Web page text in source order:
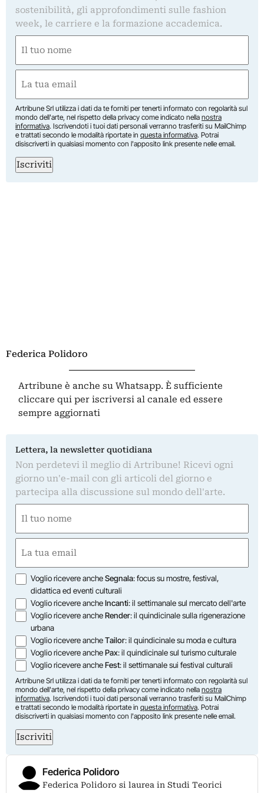
sostenibilità, gli approfondimenti sulle fashion
week, le carriere e la formazione accademica.
(Required)
First
(Required)
Artribune Srl utilizza i dati da te forniti per tenerti informato con regolarità sul
mondo dell'arte, nel rispetto della privacy come indicato nella nostra
informativa. Iscrivendoti i tuoi dati personali verranno trasferiti su MailChimp
e trattati secondo le modalità riportate in questa informativa. Potrai
disiscriverti in qualsiasi momento con l'apposito link presente nelle email.
Iscriviti
Federica Polidoro
Artribune è anche su Whatsapp. È sufficiente
cliccare qui per iscriversi al canale ed essere
sempre aggiornati
Lettera, la newsletter quotidiana
Non perdetevi il meglio di Artribune! Ricevi ogni
giorno un'e-mail con gli articoli del giorno e
partecipa alla discussione sul mondo dell'arte.
(Required)
First
(Required)
Opzioni
Voglio ricevere ancheSegnala: focus su mostre, festival,
didattica ed eventi culturali
Voglio ricevere ancheIncanti: il settimanale sul mercato dell'arte
Voglio ricevere ancheRender: il quindicinale sulla rigenerazione
urbana
Voglio ricevere ancheTailor: il quindicinale su moda e cultura
Voglio ricevere anchePax: il quindicinale sul turismo culturale
Voglio ricevere ancheFest: il settimanale sui festival culturali
Artribune Srl utilizza i dati da te forniti per tenerti informato con regolarità sul
mondo dell'arte, nel rispetto della privacy come indicato nella nostra
informativa. Iscrivendoti i tuoi dati personali verranno trasferiti su MailChimp
e trattati secondo le modalità riportate in questa informativa. Potrai
disiscriverti in qualsiasi momento con l'apposito link presente nelle email.
Iscriviti
Federica Polidoro
Federica Polidoro si laurea in Studi Teorici